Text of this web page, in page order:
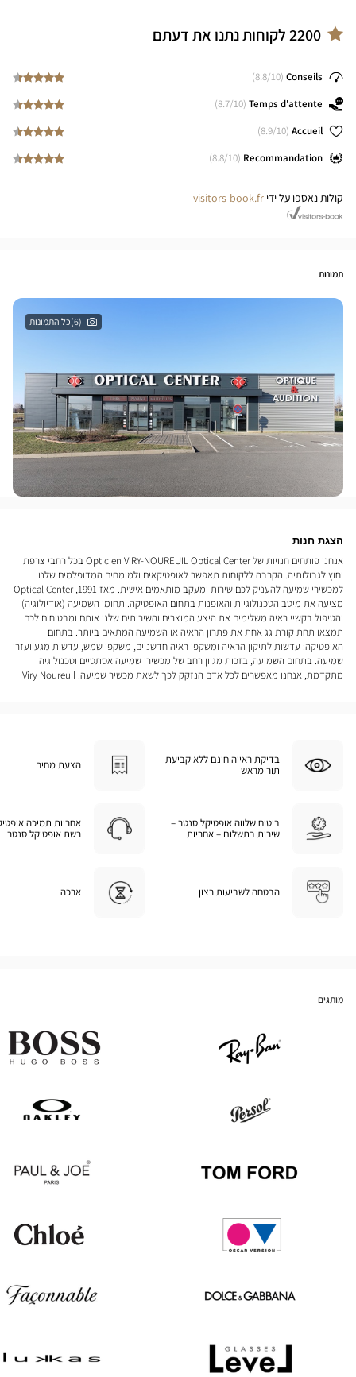
2200לקוחות נתנו את דעתם
Conseils
(
8.8/10)
Temps d'attente
(
8.7/10)
Accueil
(
8.9/10)
Recommandation
(
8.8/10)
קולות נאספו על ידי visitors-book.fr
תמונות
(6)כל התמונות
הצגת חנות
אנחנו פותחים חנויות של Opticien VIRY-NOUREUIL Optical Center בכל רחבי צרפת
וחוץ לגבולותיה. הקרבה ללקוחות תאפשר לאופטיקאים ולמומחים המדופלמים שלנו
למכשירי שמיעה להעניק לכם שירות ומעקב מותאמים אישית. מאז 1991, Optical Center
מציעה את מיטב הטכנולוגיות והאופנות בתחום האופטיקה. תחומי השמיעה (אודיולוגיה)
והטיפול בקשיי ראיה משלימים את היצע המוצרים והשירותים שלנו אותם ומבטיחים לכם
תמצאו תחת קורת גג אחת את פתרון הראיה או השמיעה המתאים ביותר. בתחום
האופטיקה: עדשות לתיקון הראיה ומשקפי ראיה חדשניים, משקפי שמש, עדשות מגע ועזרי
שמיעה. בתחום השמיעה, בזכות מגוון רחב של מכשירי שמיעה אסתטיים וטכנולוגיה
מתקדמת, אנחנו מאפשרים לכל אדם הנזקק לכך לשאת מכשיר שמיעה. Viry Noureuil
בדיקת ראייה חינם ללא קביעת
תור מראש
הצעת מחיר
ביטוח שלווה אופטיקל סנטר –
שירות בתשלום – אחריות
אחריות תמיכה
רשת אופטיקל סנטר
הבטחה לשביעות רצון ארכה
מותגים